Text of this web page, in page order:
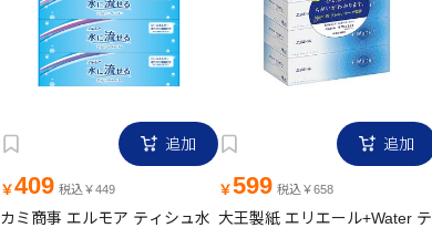
追加
￥409 税込￥449
カミ商事 エルモア ティシュ水
追加
￥599 税込￥658
大王製紙 エリエール+Water テ